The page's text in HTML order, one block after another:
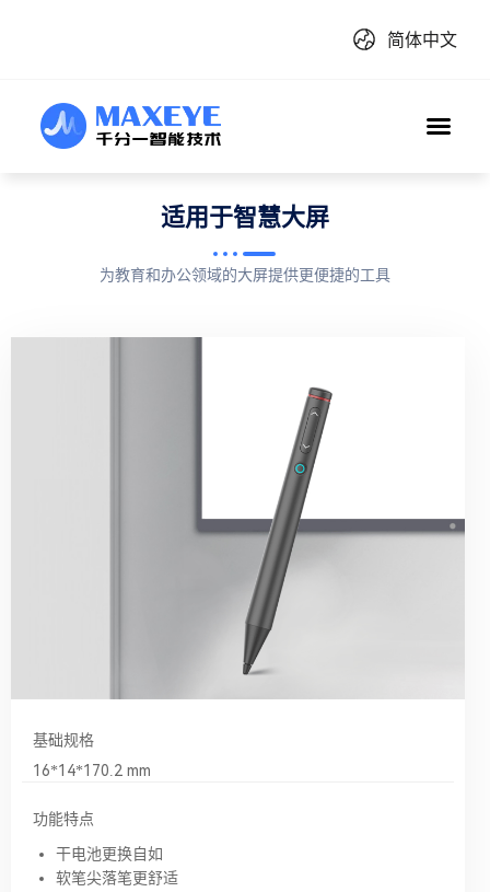
简体中文
适用于智慧大屏
为教育和办公领域的大屏提供更便捷的工具
基础规格
16*14*170.2 mm
功能特点
干电池更换自如
软笔尖落笔更舒适